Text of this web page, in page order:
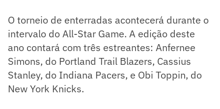
O torneio de enterradas acontecerá durante o
intervalo do All-Star Game. A edição deste
ano contará com três estreantes: Anfernee
Simons, do Portland Trail Blazers, Cassius
Stanley, do Indiana Pacers, e Obi Toppin, do
New York Knicks.